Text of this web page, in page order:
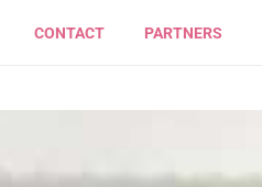
CONTACT PARTNERS